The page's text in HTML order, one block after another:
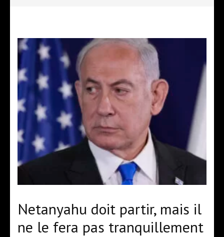
Netanyahu doit partir, mais il
ne le fera pas tranquillement